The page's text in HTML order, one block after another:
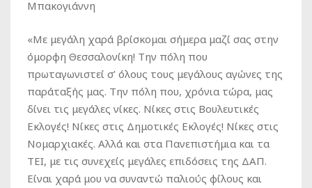
Μπακογιάννη
«Με μεγάλη χαρά βρίσκομαι σήμερα μαζί σας στην
όμορφη Θεσσαλονίκη! Την πόλη που
πρωταγωνιστεί σ’ όλους τους μεγάλους αγώνες της
παράταξής μας. Την πόλη που, χρόνια τώρα, μας
δίνει τις μεγάλες νίκες. Νίκες στις Βουλευτικές
Εκλογές! Νίκες στις Δημοτικές Εκλογές! Νίκες στις
Νομαρχιακές. Αλλά και στα Πανεπιστήμια και τα
ΤΕΙ, με τις συνεχείς μεγάλες επιδόσεις της ΔΑΠ.
Είναι χαρά μου να συναντώ παλιούς φίλους και